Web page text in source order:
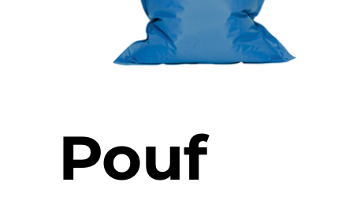
Pouf